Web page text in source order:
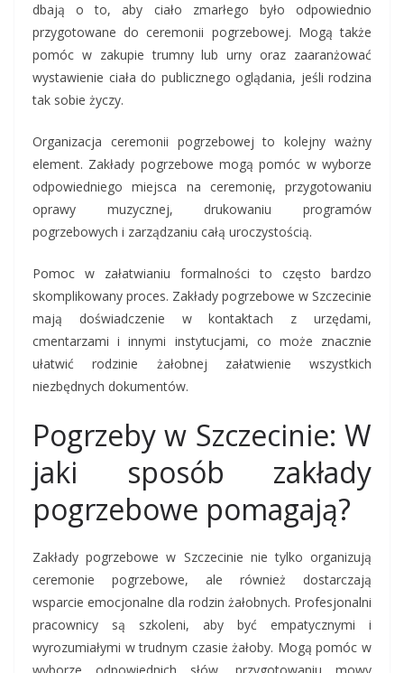
dbają o to, aby ciało zmarłego było odpowiednio
przygotowane do ceremonii pogrzebowej. Mogą także
pomóc w zakupie trumny lub urny oraz zaaranżować
wystawienie ciała do publicznego oglądania, jeśli rodzina
tak sobie życzy.
Organizacja ceremonii pogrzebowej to kolejny ważny
element. Zakłady pogrzebowe mogą pomóc w wyborze
odpowiedniego miejsca na ceremonię, przygotowaniu
oprawy muzycznej, drukowaniu programów
pogrzebowych i zarządzaniu całą uroczystością.
Pomoc w załatwianiu formalności to często bardzo
skomplikowany proces. Zakłady pogrzebowe w Szczecinie
mają doświadczenie w kontaktach z urzędami,
cmentarzami i innymi instytucjami, co może znacznie
ułatwić rodzinie żałobnej załatwienie wszystkich
niezbędnych dokumentów.
Pogrzeby w Szczecinie: W
jaki sposób zakłady
pogrzebowe pomagają?
Zakłady pogrzebowe w Szczecinie nie tylko organizują
ceremonie pogrzebowe, ale również dostarczają
wsparcie emocjonalne dla rodzin żałobnych. Profesjonalni
pracownicy są szkoleni, aby być empatycznymi i
wyrozumiałymi w trudnym czasie żałoby. Mogą pomóc w